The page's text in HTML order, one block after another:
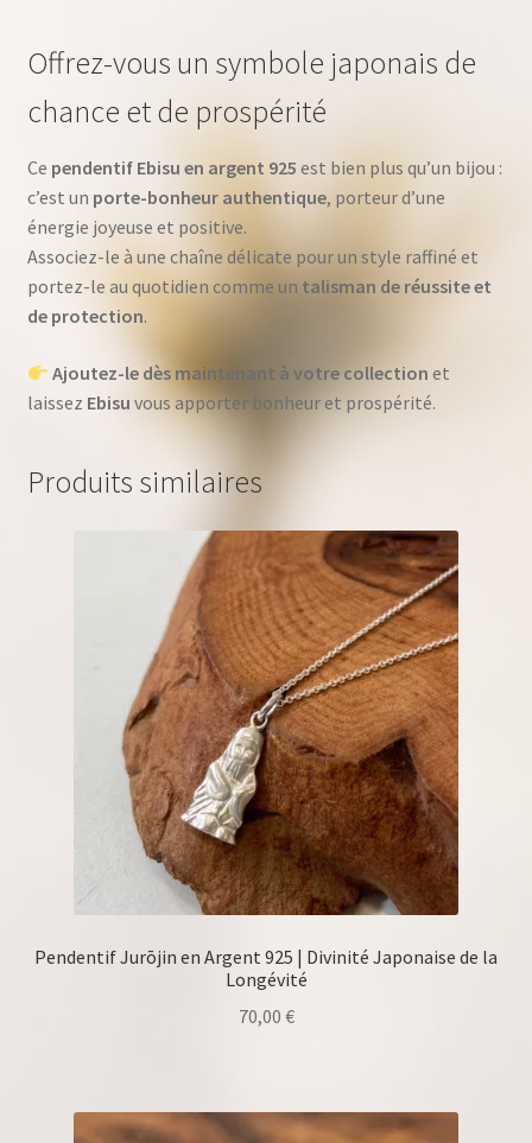
Offrez-vous un symbole japonais de
chance et de prospérité
Ce pendentif Ebisu en argent 925 est bien plus qu’un bijou :
c’est un porte-bonheur authentique, porteur d’une
énergie joyeuse et positive.
Associez-le à une chaîne délicate pour un style raffiné et
portez-le au quotidien comme un talisman de réussite et
de protection.
Ajoutez-le dès maintenant à votre collection et
laissez Ebisu vous apporter bonheur et prospérité.
Produits similaires
Pendentif Jurōjin en Argent 925 | Divinité Japonaise de la
Longévité
70,00 €